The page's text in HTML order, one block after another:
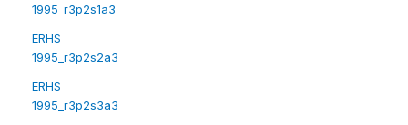
1995_r3p2s1a3
ERHS
1995_r3p2s2a3
ERHS
1995_r3p2s3a3